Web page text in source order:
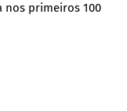
nos primeiros 100